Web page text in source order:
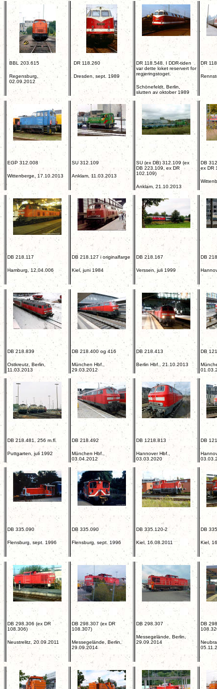
BBL 203.615
Regensburg,
02.09.2012
DR 118.260
Dresden, sept. 1989
DR 118.548. I DDR-tiden
var dette loket reservert for
regjeringstoget.
Schönefeldt, Berlin,
slutten av oktober 1989
DR
EGP 312.008
Wittenberge, 17.10.2013
SU 312.109
Anklam, 11.03.2013
SU (ex DB) 312.109 (ex
DB 223.109, ex DR
102.109)
Anklam, 21.10.2013
DB
ex DR
DB 218.117
Hamburg, 12,04.006
DB 218.127 i originalfarge
Kiel, juni 1984
DB 218.167
Verssen, juli 1999
DB
DB 218.839
Ostkreutz, Berlin,
11.03.2013
DB 218.400 og 416
München Hbf.,
29.03.2012
DB 218.413
Berlin Hbf., 21.10.2013
DB
DB 218.481, 256 m.fl.
Puttgarten, juli 1992
DB 218.492
München Hbf.,
03.04.2012
DB 1218.813
Hannover Hbf.,
03.03.2020
DB
DB 335.090
Flensburg, sept. 1996
DB 335.090
Flensburg, sept. 1996
DB 335.120-2
Kiel, 16.08.2011
DB
Kiel,
DB 298.306 (ex DR
108.306)
Neustrelitz, 20.09.2011
DB 298.307 (ex DR
108.307)
Messegelände, Berlin,
29.09.2014
DB 298.307
Messegelände, Berlin,
29.09.2014
DB